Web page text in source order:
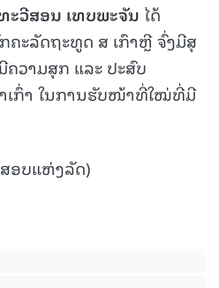
ະວີສອນ ເທບພະຈັນ ໄດ້
ະລັດຖະທູດ ສ ເກົາຫຼີ ຈົ່ງມີສຸ
ວາມສຸກ ແລະ ປະສົບ
ເກົ່າ ໃນການຮັບໜ້າທີ່ໃໝ່ທີ່ມີ
ອບແຫ່ງລັດ)